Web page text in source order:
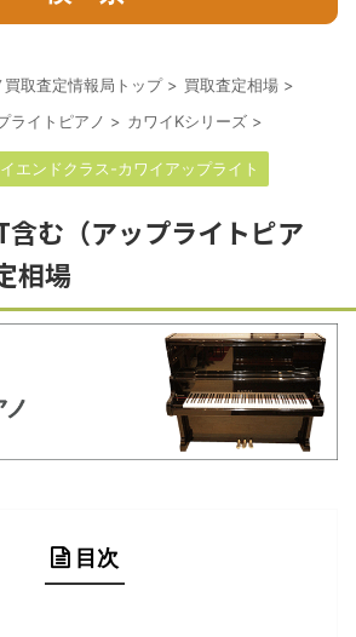
取査定情報局トップ> 買取査定相場 >
ライトピアノ > カワイKシリーズ >
エンドクラス-カワイアップライト
含む（アップライトピア
相場
目次